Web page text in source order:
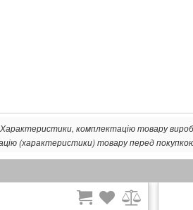
комплектацію товару
(характеристики) товару перед